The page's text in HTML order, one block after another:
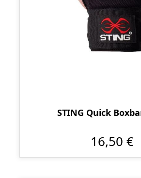
STING Quick
16,50 €